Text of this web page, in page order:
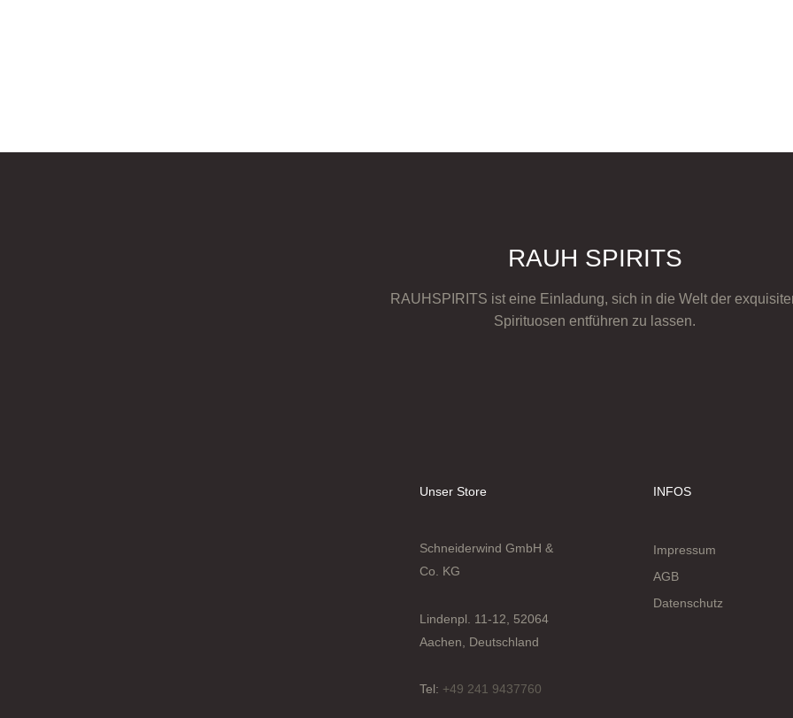
RAUH SPIRITS
RAUHSPIRITS ist eine Einladung, sich in die Welt der
Spirituosen entführen zu lassen.
Unser Store
Schneiderwind GmbH &
Co. KG
Lindenpl. 11-12, 52064
Aachen, Deutschland
Tel: +49 241 9437760
INFOS
Impressum
AGB
Datenschutz